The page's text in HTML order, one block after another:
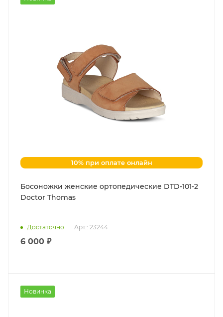
10% при оплате онлайн
Босоножки женские ортопедические DTD-101-2
Doctor Thomas
Достаточно Арт.: 23244
6 000 ₽
Новинка